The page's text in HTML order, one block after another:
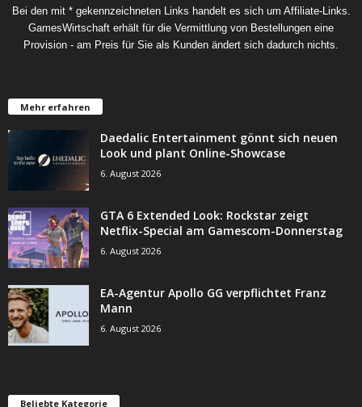
Bei den mit * gekennzeichneten Links handelt es sich um Affiliate-Links.
GamesWirtschaft erhält für die Vermittlung von Bestellungen eine
Provision - am Preis für Sie als Kunden ändert sich dadurch nichts.
Mehr erfahren
Daedalic Entertainment gönnt sich neuen
Look und plant Online-Showcase
6. August 2026
GTA 6 Extended Look: Rockstar zeigt
Netflix-Special am Gamescom-Donnerstag
6. August 2026
EA-Agentur Apollo GG verpflichtet Franz
Mann
6. August 2026
Beliebte Kategorie